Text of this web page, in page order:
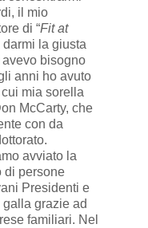
il mio
di “Fit at
darmi la giusta
bisogno
anni ho avuto
mia sorella
McCarty, che
con da
avviato la
di persone
Presidenti e
grazie ad
familiari. Nel